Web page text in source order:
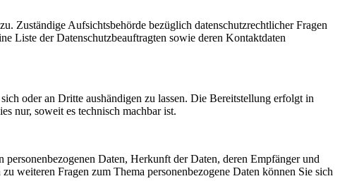
Zuständige Aufsichtsbehörde bezüglich datenschutzrechtlicher Fragen
Liste der Datenschutzbeauftragten sowie deren Kontaktdaten
oder an Dritte aushändigen zu lassen. Die Bereitstellung erfolgt in
nur, soweit es technisch machbar ist.
Daten, Herkunft der Daten, deren Empfänger und
weiteren Fragen zum Thema personenbezogene Daten können Sie sich